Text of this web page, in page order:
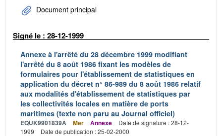
Document principal
Signé le : 28-12-1999
Annexe à l'arrêté du 28 décembre 1999 modifiant
l'arrêté du 8 août 1986 fixant les modèles de
formulaires pour l'établissement de statistiques en
application du décret n° 86-989 du 8 août 1986 relatif
aux modalités d'établissement de statistiques par
les collectivités locales en matière de ports
maritimes (texte non paru au Journal officiel)
EQUK9901839A Mer Annexe
Date de signature : 28-12-
1999
Date de publication : 25-02-2000